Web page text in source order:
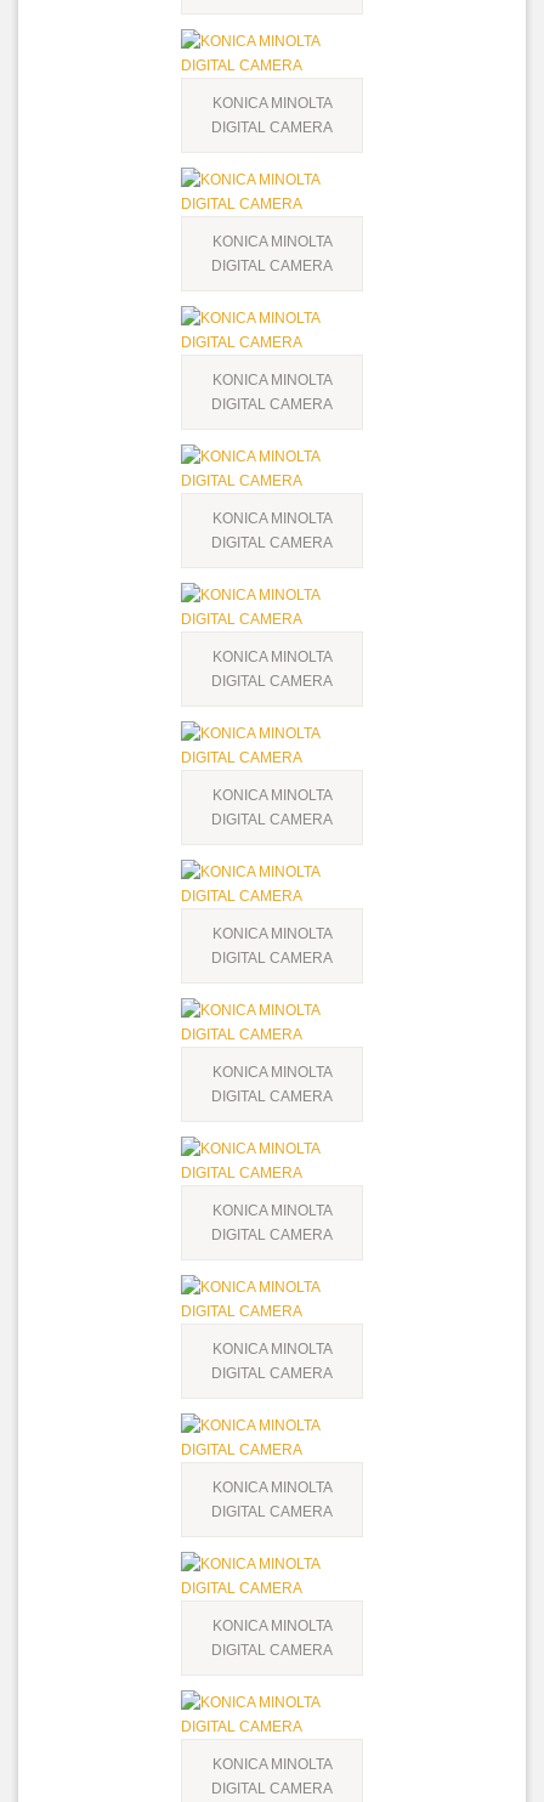
KONICA MINOLTA
DIGITAL CAMERA
KONICA MINOLTA
DIGITAL CAMERA
KONICA MINOLTA
DIGITAL CAMERA
KONICA MINOLTA
DIGITAL CAMERA
KONICA MINOLTA
DIGITAL CAMERA
KONICA MINOLTA
DIGITAL CAMERA
KONICA MINOLTA
DIGITAL CAMERA
KONICA MINOLTA
DIGITAL CAMERA
KONICA MINOLTA
DIGITAL CAMERA
KONICA MINOLTA
DIGITAL CAMERA
KONICA MINOLTA
DIGITAL CAMERA
KONICA MINOLTA
DIGITAL CAMERA
KONICA MINOLTA
DIGITAL CAMERA